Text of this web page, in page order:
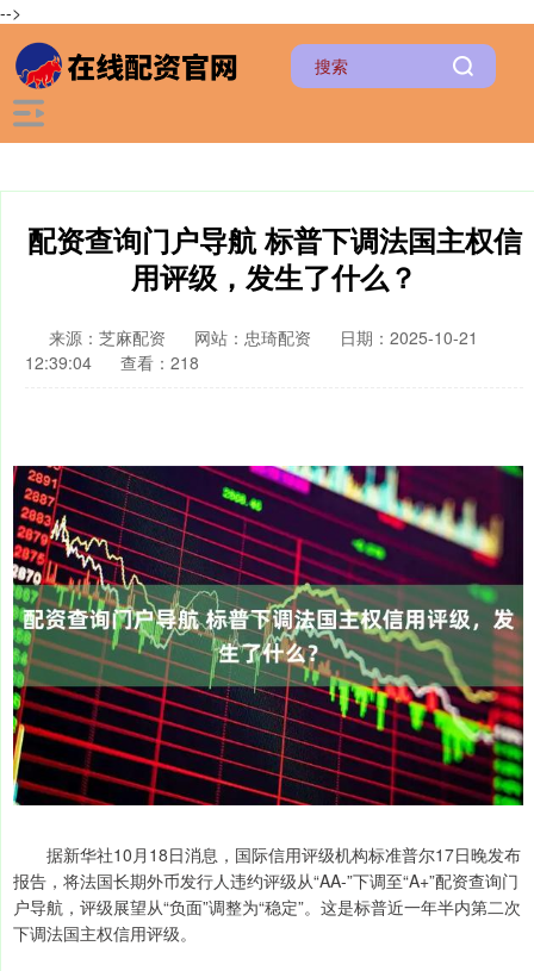
-->
配资查询门户导航 标普下调法国主权信
用评级，发生了什么？
来源：芝麻配资 网站：忠琦配资
日期：2025-10-21
12:39:04
查看：218
据新华社10月18日消息，国际信用评级机构标准普尔17日晚发布
报告，将法国长期外币发行人违约评级从“AA-”下调至“A+”配资查询门
户导航，评级展望从“负面”调整为“稳定”。这是标普近一年半内第二次
下调法国主权信用评级。